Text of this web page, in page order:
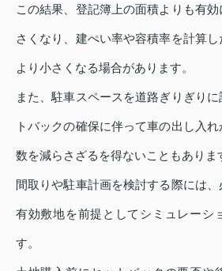
この結果、登記簿上の面積よりも有
さくなり、建ぺい率や容積率を計算
より小さくなる場合があります。
また、駐車スペースを道路ぎりぎり
トバックの確保に伴って車の出し入
数を減らさざるを得ないこともありま
間取りや駐車計画を検討する際には
有効敷地を前提としてシミュレーシ
す。